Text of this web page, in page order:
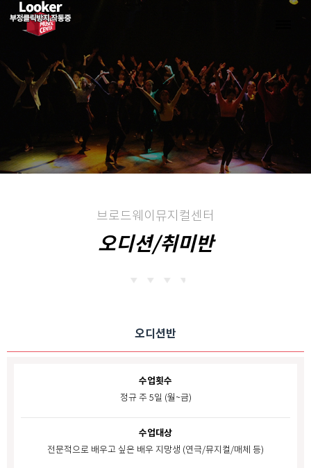
브로드웨이뮤지컬센터
오디션/취미반
오디션반
수업횟수
정규 주 5일 (월~금)
수업대상
전문적으로 배우고 싶은 배우 지망생 (연극/뮤지컬/매체 등)